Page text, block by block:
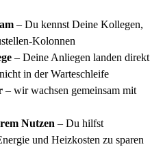
– Du kennst Deine Kollegen,
Kolonnen
– Deine Anliegen landen direkt
in der Warteschleife
– wir wachsen gemeinsam mit
Nutzen – Du hilfst
und Heizkosten zu sparen